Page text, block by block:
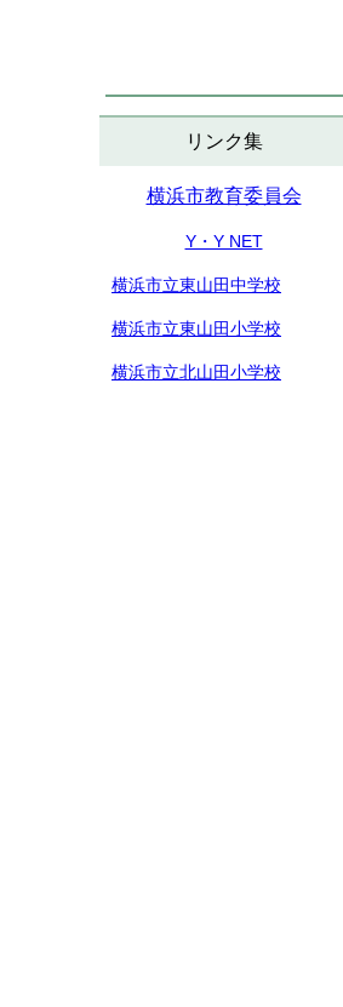
リンク集
横浜市教育委員会
Y・Y NET
横浜市立東山田中学校
横浜市立東山田小学校
横浜市立北山田小学校